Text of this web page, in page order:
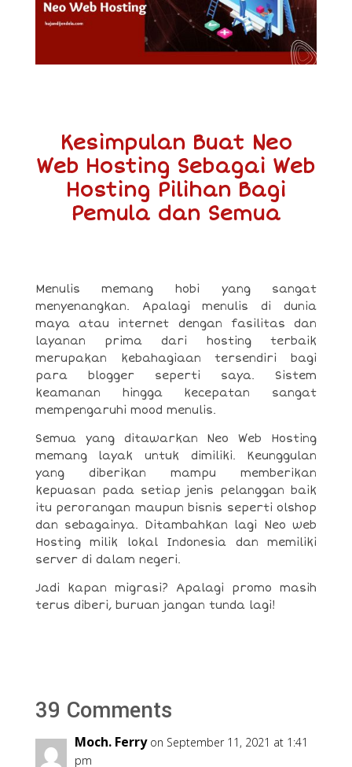
Kesimpulan Buat Neo
Web Hosting Sebagai Web
Hosting Pilihan Bagi
Pemula dan Semua
Menulis memang hobi yang sangat
menyenangkan. Apalagi menulis di dunia
maya atau internet dengan fasilitas dan
layanan prima dari hosting terbaik
merupakan kebahagiaan tersendiri bagi
para blogger seperti saya. Sistem
keamanan hingga kecepatan sangat
mempengaruhi mood menulis.
Semua yang ditawarkan Neo Web Hosting
memang layak untuk dimiliki. Keunggulan
yang diberikan mampu memberikan
kepuasan pada setiap jenis pelanggan baik
itu perorangan maupun bisnis seperti olshop
dan sebagainya. Ditambahkan lagi Neo web
Hosting milik lokal Indonesia dan memiliki
server di dalam negeri.
Jadi kapan migrasi? Apalagi promo masih
terus diberi, buruan jangan tunda lagi!
39 Comments
Moch. Ferry on September 11, 2021 at 1:41
pm